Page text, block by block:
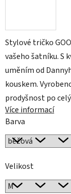
Stylové tričko
vašeho šatníku.
uměním od
kouskem.
prodyšnost po
Více informací
Barva
Velikost